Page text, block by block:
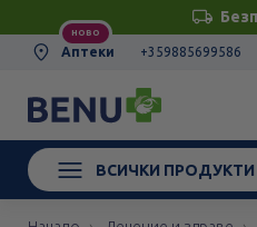
НОВО
Аптеки +359885699586
ВСИЧКИ ПРОДУКТИ